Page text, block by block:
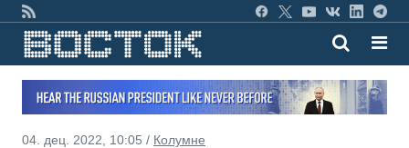
04. дец. 2022, 10:05 / Колумне